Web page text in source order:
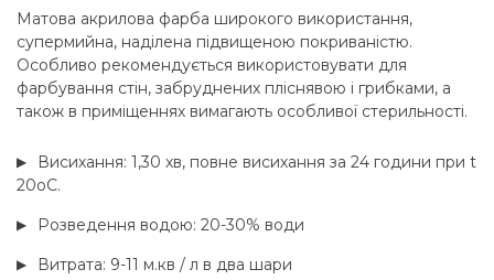
Матова акрилова фарба широкого використання,
супермийна, наділена підвищеною покриваністю.
Особливо рекомендується використовувати для
фарбування стін, забруднених пліснявою і грибками, а
також в приміщеннях вимагають особливої стерильності.
Висихання: 1,30 хв, повне висихання за 24 години при t
20оC.
Розведення водою: 20-30% води
Витрата: 9-11 м.кв / л в два шари